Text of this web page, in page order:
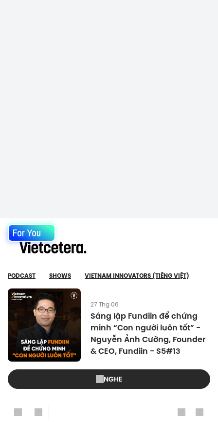
For You
PODCAST SHOWS VIETNAM INNOVATORS (TIẾNG VIỆT)
27 Thg 06
Sáng lập Fundiin để chứng
minh “Con người luôn tốt” -
Nguyễn Ảnh Cường, Founder
& CEO, Fundiin - S5#13
NGHE